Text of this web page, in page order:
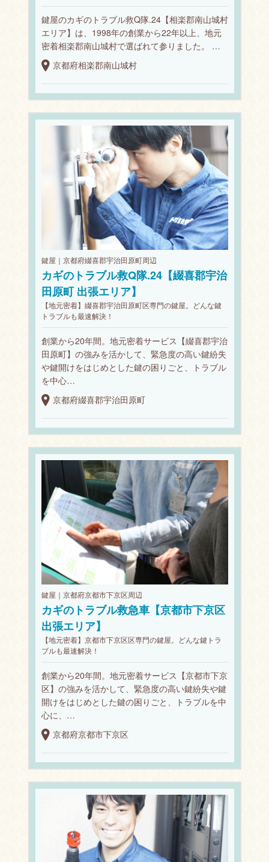
鍵屋のカギのトラブル救Q隊.24【相楽郡南山城村
エリア】は、1998年の創業から22年以上、地元
密着相楽郡南山城村で選ばれて参りました。 …
京都府相楽郡南山城村
鍵屋｜京都府綴喜郡宇治田原町周辺
カギのトラブル救Q隊.24【綴喜郡宇治
田原町 出張エリア】
【地元密着】綴喜郡宇治田原町区専門の鍵屋。どんな鍵
トラブルも最速解決！
創業から20年間。地元密着サービス【綴喜郡宇治
田原町】の強みを活かして、緊急度の高い鍵紛失
や鍵開けをはじめとした鍵の困りごと、トラブル
を中心…
京都府綴喜郡宇治田原町
鍵屋｜京都府京都市下京区周辺
カギのトラブル救急車【京都市下京区
出張エリア】
【地元密着】京都市下京区区専門の鍵屋。どんな鍵トラ
ブルも最速解決！
創業から20年間。地元密着サービス【京都市下京
区】の強みを活かして、緊急度の高い鍵紛失や鍵
開けをはじめとした鍵の困りごと、トラブルを中
心に、…
京都府京都市下京区